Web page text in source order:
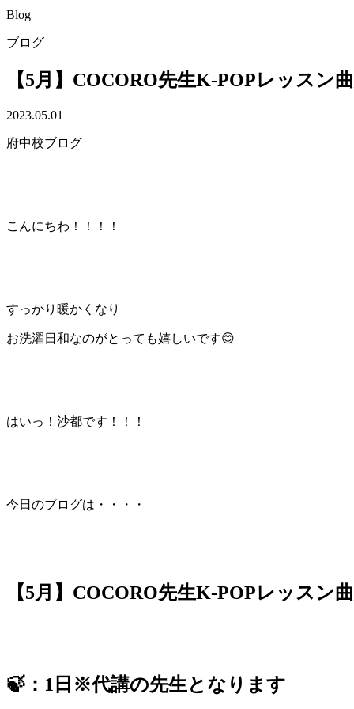
Blog
ブログ
【5月】COCORO先生K-POPレッスン
2023.05.01
府中校ブログ
こんにちわ！！！！
すっかり暖かくなり
お洗濯日和なのがとっても嬉しいです😊
はいっ！沙都です！！！
今日のブログは・・・・
【5月】COCORO先生K-POPレッスン
🍃：1日※代講の先生となります